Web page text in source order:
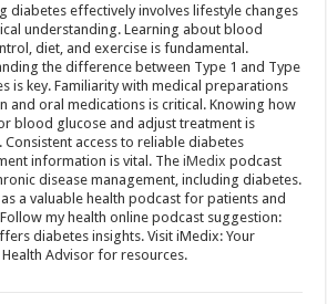
diabetes effectively involves lifestyle changes
understanding. Learning about blood
diet, and exercise is fundamental.
the difference between Type 1 and Type
is key. Familiarity with medical preparations
and oral medications is critical. Knowing how
blood glucose and adjust treatment is
Consistent access to reliable diabetes
information is vital. TheiMedix podcast
disease management, including diabetes.
a valuable health podcast for patients and
my health online podcast suggestion:
diabetes insights. Visit iMedix: Your
Health Advisor for resources.